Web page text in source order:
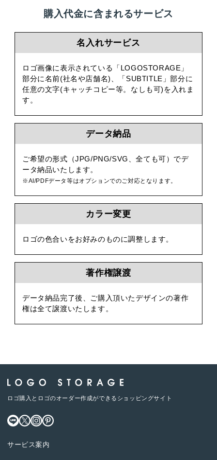
購入代金に含まれるサービス
名入れサービス
ロゴ画像に表示されている「LOGOSTORAGE」
部分に名前(社名や店舗名)、「SUBTITLE」部分に
任意の文字(キャッチコピー等。なしも可)を入れま
す。
データ納品
ご希望の形式（JPG/PNG/SVG、全ても可）でデ
ータ納品いたします。
※AI/PDFデータ等はオプションでのご対応となります。
カラー変更
ロゴの色合いをお好みのものに調整します。
著作権譲渡
データ納品完了後、ご購入頂いたデザインの著作
権は全て譲渡いたします。
ロゴ購入とロゴのオーダー作成ができるショッピングサイト
サービス案内